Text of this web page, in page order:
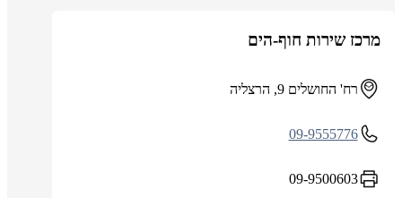
מרכז שירות חוף-הים
רח' החושלים 9, הרצליה
09-9555776
09-9500603